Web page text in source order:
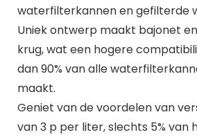
waterfilterkannen en gefilterde
Uniek ontwerp maakt bajonet
krug, wat een hogere
dan 90% van alle
maakt.
Geniet van de voordelen van
van 3 p per liter, slechts 5% van